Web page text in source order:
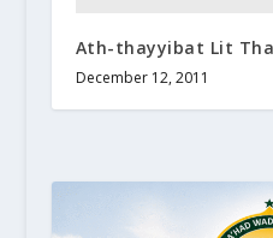
Ath-thayyibat Lit
December 12, 2011